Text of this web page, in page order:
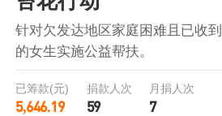
针对欠发达地区家庭困难且已收
的女生实施公益帮扶。
已筹款(元)
5,646.19
捐款人次
59
月捐人次
7